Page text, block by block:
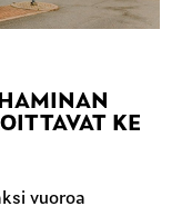
KE
vuoroa